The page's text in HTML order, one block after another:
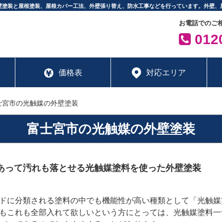
装と屋根塗装、屋根カバー工法、外壁張り替え、防水工事などを行っています。外壁
お電話でのご
価格表 対応エリア
宮市の光触媒の外壁塗装
富士宮市の光触媒の外壁塗装
って汚れも落とせる光触媒塗料を使った外壁塗装
分類される塗料の中でも機能性が高い種類として「光触
これも全部入れて欲しいという方にとっては、光触媒塗料